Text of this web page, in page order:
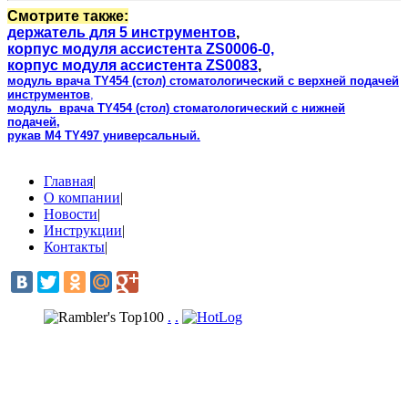
Смотрите также:
держатель для 5 инструментов,
корпус модуля ассистента ZS0006-0,
корпус модуля ассистента ZS0083,
модуль врача TY454 (стол) стоматологический с верхней подачей
инструментов,
модуль врача TY454 (стол) стоматологический с нижней
подачей,
рукав М4 TY497 универсальный.
Главная|
О компании|
Новости|
Инструкции|
Контакты|
. .